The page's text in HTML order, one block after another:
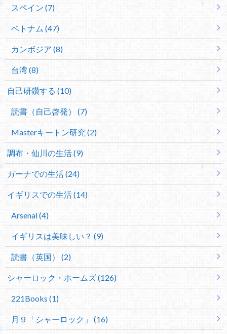
スペイン (7)
ベトナム (47)
カンボジア (8)
台湾 (8)
自己研鑽する (10)
読書（自己啓発） (7)
Masterキートン研究 (2)
調布・仙川の生活 (9)
ガーナでの生活 (24)
イギリスでの生活 (14)
Arsenal (4)
イギリスは美味しい？ (9)
読書（英国） (2)
シャーロック・ホームズ (126)
221Books (1)
月９「シャーロック」 (16)